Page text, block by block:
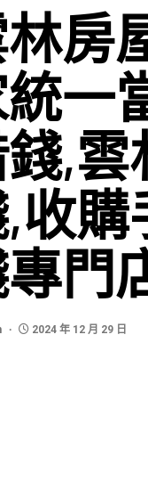
房
一
,雲
收購
門
2024 年 12 月 29 日